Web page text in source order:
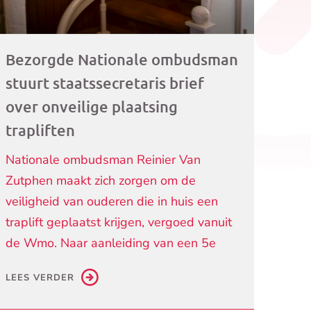
Bezorgde Nationale ombudsman
stuurt staatssecretaris brief
over onveilige plaatsing
trapliften
Nationale ombudsman Reinier Van
Zutphen maakt zich zorgen om de
veiligheid van ouderen die in huis een
traplift geplaatst krijgen, vergoed vanuit
de Wmo. Naar aanleiding van een 5e
LEES VERDER